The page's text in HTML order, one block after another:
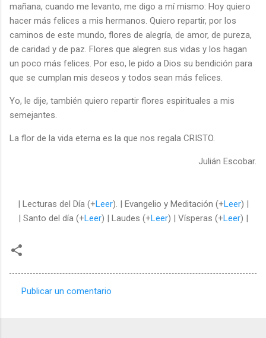
mañana, cuando me levanto, me digo a mí mismo: Hoy quiero
hacer más felices a mis hermanos. Quiero repartir, por los
caminos de este mundo, flores de alegría, de amor, de pureza,
de caridad y de paz. Flores que alegren sus vidas y los hagan
un poco más felices. Por eso, le pido a Dios su bendición para
que se cumplan mis deseos y todos sean más felices.
Yo, le dije, también quiero repartir flores espirituales a mis
semejantes.
La flor de la vida eterna es la que nos regala CRISTO.
Julián Escobar.
| Lecturas del Día (+Leer). | Evangelio y Meditación (+Leer) |
| Santo del día (+Leer) | Laudes (+Leer) | Vísperas (+Leer) |
Publicar un comentario